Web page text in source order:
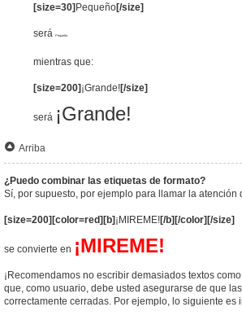
[size=30] Pequeño[/size]
será Pequeño
mientras que:
[size=200] ¡Grande![/size]
será ¡Grande!
Arriba
¿Puedo combinar las etiquetas de formato?
Sí, por supuesto, por ejemplo para llamar la
[size=200][color=red][b]¡MIREME![/b][/color][/size]
se convierte en ¡MIREME!
¡Recomendamos no escribir demasiados textos
que, como usuario, debe usted asegurarse de que
correctamente cerradas. Por ejemplo, lo siguiente es